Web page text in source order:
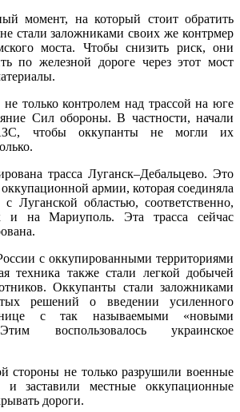
момент, на который стоит обратить
стали заложниками своих же контрмер
моста. Чтобы снизить риск, они
по железной дороге через этот мост
не только контролем над трассой на юге
Сил обороны. В частности, начали
чтобы оккупанты не могли их
трасса Луганск–Дебальцево. Это
армии, которая соединяла
Луганской областью, соответственно,
и на Мариуполь. Эта трасса сейчас
с оккупированными территориями
техника также стали легкой добычей
Оккупанты стали заложниками
решений о введении усиленного
с так называемыми «новыми
воспользовалось украинское
стороны не только разрушили военные
заставили местные оккупационные
дороги.